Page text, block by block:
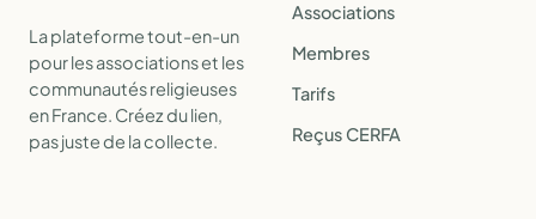
La plateforme tout-en-un
pour les associations et les
communautés religieuses
en France. Créez du lien,
pas juste de la collecte.
Associations
Membres
Tarifs
Reçus CERFA